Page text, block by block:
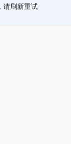
请刷新重试